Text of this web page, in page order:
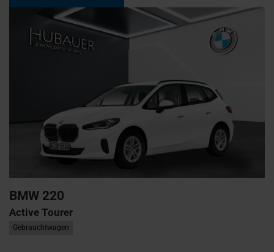
BMW 220
Active Tourer
Gebrauchtwagen